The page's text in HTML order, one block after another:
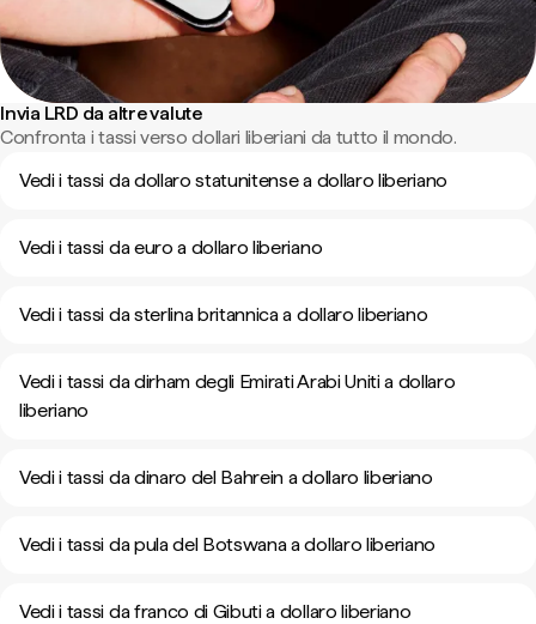
Invia LRD da altre valute
Confronta i tassi verso dollari liberiani da tutto il mondo.
Vedi i tassi da dollaro statunitense a dollaro liberiano
Vedi i tassi da euro a dollaro liberiano
Vedi i tassi da sterlina britannica a dollaro liberiano
Vedi i tassi da dirham degli Emirati Arabi Uniti a dollaro
liberiano
Vedi i tassi da dinaro del Bahrein a dollaro liberiano
Vedi i tassi da pula del Botswana a dollaro liberiano
Vedi i tassi da franco di Gibuti a dollaro liberiano